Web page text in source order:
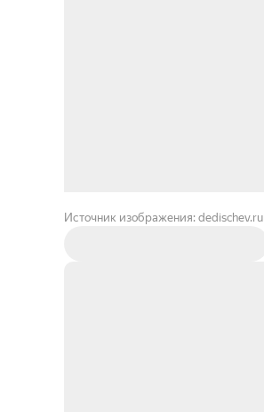
Источник изображения: dedischev.ru